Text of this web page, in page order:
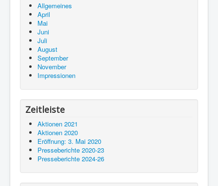
Allgemeines
April
Mai
Juni
Juli
August
September
November
Impressionen
Zeitleiste
Aktionen 2021
Aktionen 2020
Eröffnung: 3. Mai 2020
Presseberichte 2020-23
Presseberichte 2024-26